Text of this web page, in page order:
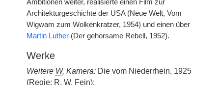
Ambitionen weiter, realisierte einen Film zur
Architekturgeschichte der USA (Neue Welt, Vom
Wigwam zum Wolkenkratzer, 1954) und einen über
Martin Luther (Der gehorsame Rebell, 1952).
Werke
Weitere W, Kamera: Die vom Niederrhein, 1925
(Regie: R. W. Fein);